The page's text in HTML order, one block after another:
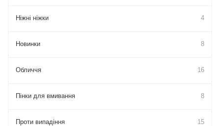
Ніжні ніжки 4
Новинки 8
Обличчя 16
Пінки для вмивання 8
Проти випадіння 15